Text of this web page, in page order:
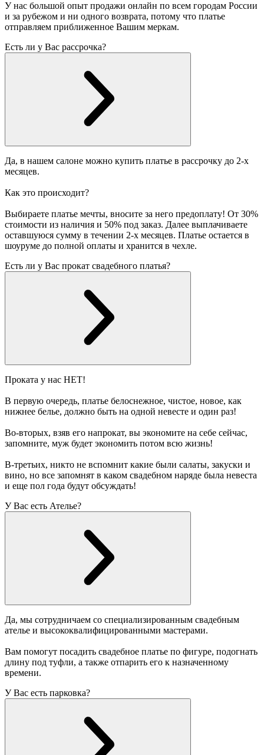
У нас большой опыт продажи онлайн по всем городам России
и за рубежом и ни одного возврата, потому что платье
отправляем приближенное Вашим меркам.
Есть ли у Вас рассрочка?
Да, в нашем салоне можно купить платье в рассрочку до 2-х
месяцев.
Как это происходит?
Выбираете платье мечты, вносите за него предоплату! От 30%
стоимости из наличия и 50% под заказ. Далее выплачиваете
оставшуюся сумму в течении 2-х месяцев. Платье остается в
шоуруме до полной оплаты и хранится в чехле.
Есть ли у Вас прокат свадебного платья?
Проката у нас НЕТ!
В первую очередь, платье белоснежное, чистое, новое, как
нижнее белье, должно быть на одной невесте и один раз!
Во-вторых, взяв его напрокат, вы экономите на себе сейчас,
запомните, муж будет экономить потом всю жизнь!
В-третьих, никто не вспомнит какие были салаты, закуски и
вино, но все запомнят в каком свадебном наряде была невеста
и еще пол года будут обсуждать!
У Вас есть Ателье?
Да, мы сотрудничаем со специализированным свадебным
ателье и высококвалифицированными мастерами.
Вам помогут посадить свадебное платье по фигуре, подогнать
длину под туфли, а также отпарить его к назначенному
времени.
У Вас есть парковка?